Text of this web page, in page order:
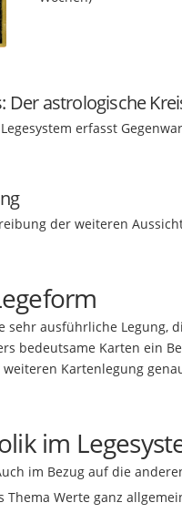
Der astrologische
Legesystem erfasst
der weiteren
sehr ausführliche Legung,
bedeutsame Karten ein
Kartenlegung
im
im Bezug auf die
Thema Werte ganz